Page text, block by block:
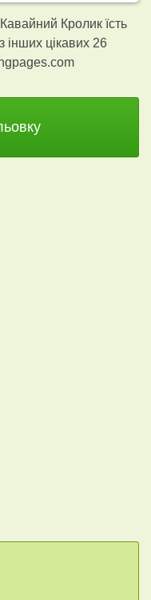
Кролик їсть
цікавих 26